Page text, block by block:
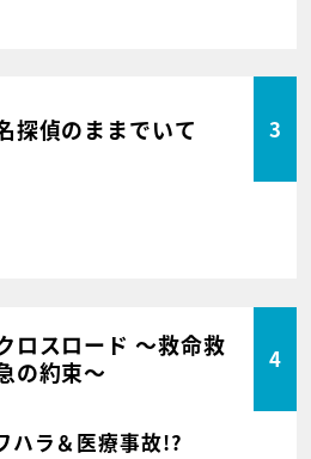
探偵のままでいて 3
ロスロード ～救命救
の約束～
4
ラ＆医療事故!?